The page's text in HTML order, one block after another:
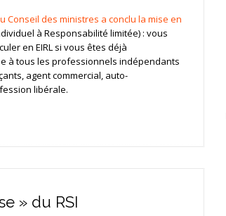
Conseil des ministres a conclu la mise en
à Responsabilité limitée) : vous
en EIRL si vous êtes déjà
à tous les professionnels indépendants
agent commercial, auto-
libérale.
» du RSI